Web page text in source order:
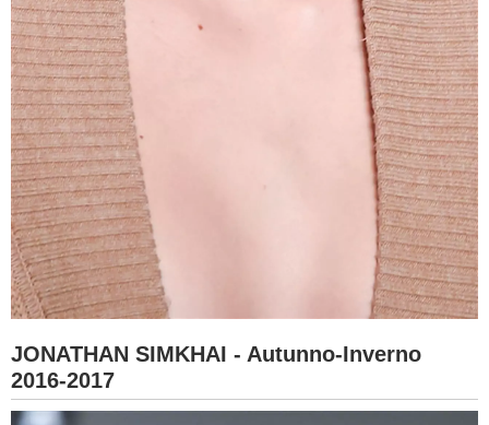
JONATHAN SIMKHAI - Autunno-Inverno
2016-2017